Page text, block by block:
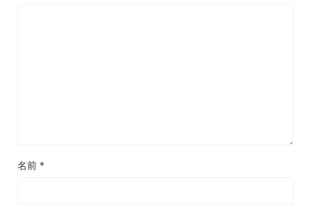
名前 *